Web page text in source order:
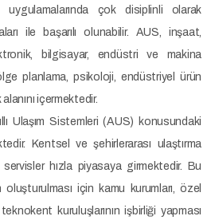
uygulamalarında çok disiplinli olarak
ile başarılı olunabilir. AUS, inşaat,
bilgisayar, endüstri ve makina
planlama, psikoloji, endüstriyel ürün
içermektedir.
Ulaşım Sistemleri (AUS) konusundaki
Kentsel ve şehirlerarası ulaştırma
hızla piyasaya girmektedir. Bu
oluşturulması için kamu kurumları, özel
kuruluşlarının işbirliği yapması